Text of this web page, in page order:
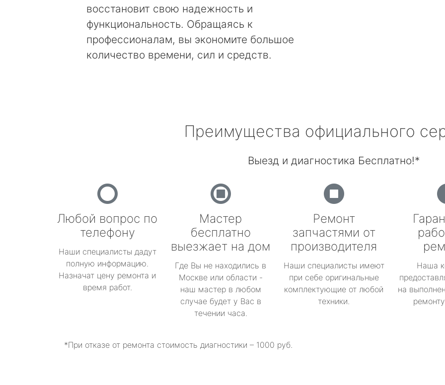
восстановит свою надежность и
функциональность. Обращаясь к
профессионалам, вы экономите большое
количество времени, сил и средств.
Преимущества официального
Выезд и диагностика Бесплатно!*
Любой вопрос по
телефону
Наши специалисты дадут
полную информацию.
Назначат цену ремонта и
время работ.
Мастер
бесплатно
выезжает на дом
Где Вы не находились в
Москве или области -
наш мастер в любом
случае будет у Вас в
течении часа.
Ремонт
запчастями от
производителя
Наши специалисты имеют
при себе оригинальные
комплектующие от любой
техники.
Наша
на
*При отказе от ремонта стоимость диагностики – 1000 руб.